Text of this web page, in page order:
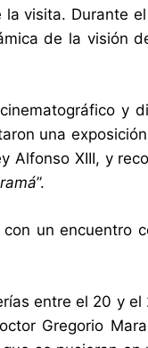
visita. Durante
de la visión
y
una
Alfonso XIII, y
”.
un encuentro
entre el 20 y
Gregorio